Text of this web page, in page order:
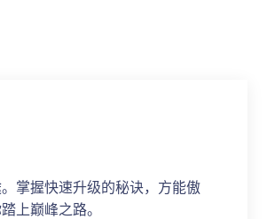
掌握快速升级的秘诀，方能傲
上巅峰之路。